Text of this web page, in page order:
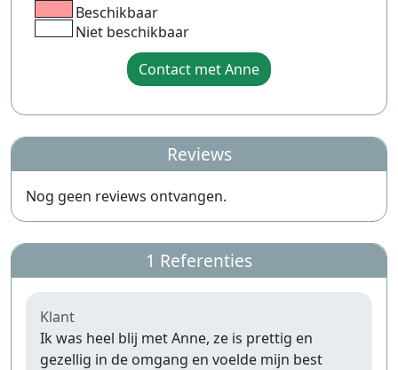
Beschikbaar
Niet beschikbaar
Contact met Anne
Reviews
Nog geen reviews ontvangen.
1 Referenties
Klant
Ik was heel blij met Anne, ze is prettig en
gezellig in de omgang en voelde mijn best